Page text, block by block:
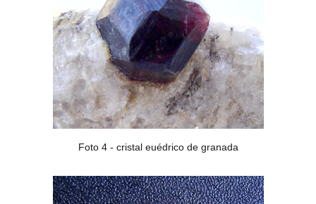
Foto 4 - cristal euédrico de granada